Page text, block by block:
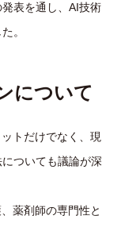
表を通し、AI技術
。
について
トだけでなく、現
ついても議論が深
薬剤師の専門性と